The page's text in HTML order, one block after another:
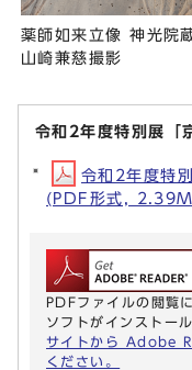
薬師如来立像 神光院
山崎兼慈撮影
令和2年度特別展「
令和2年度特
(PDF形式,
PDFファイルの閲覧
ソフトがインストー
サイトから Adobe
ください。